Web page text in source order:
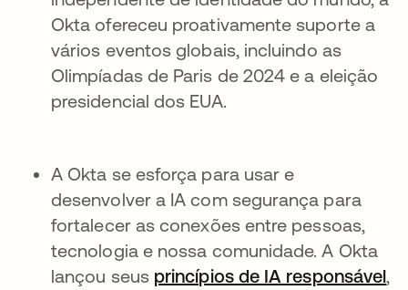
Okta ofereceu proativamente suporte a
vários eventos globais, incluindo as
Olimpíadas de Paris de 2024 e a eleição
presidencial dos EUA.
A Okta se esforça para usar e
desenvolver a IA com segurança para
fortalecer as conexões entre pessoas,
tecnologia e nossa comunidade. A Okta
lançou seus princípios de IA responsável,